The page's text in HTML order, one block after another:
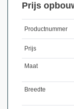
Prijs
Productnummer
Prijs
Maat
Breedte